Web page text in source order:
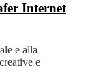
Internet
e alla
e